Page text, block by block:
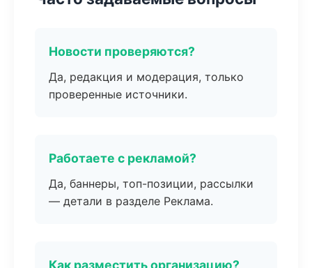
Новости проверяются?
Да, редакция и модерация, только
проверенные источники.
Работаете с рекламой?
Да, баннеры, топ-позиции, рассылки
— детали в разделе Реклама.
Как разместить организацию?